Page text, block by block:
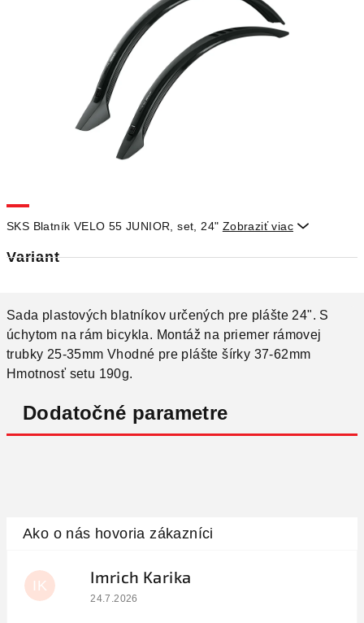
SKS Blatník VELO 55 JUNIOR, set, 24" Zobraziť viac 
Variant
Sada plastových blatníkov určených pre plášte 24". S
úchytom na rám bicykla. Montáž na priemer rámovej
trubky 25-35mm Vhodné pre plášte šírky 37-62mm
Hmotnosť setu 190g.
Dodatočné parametre
IK Imrich Karika
Hodnotenie obchodu je 5 z 5 hviezdičiek.
24.7.2026